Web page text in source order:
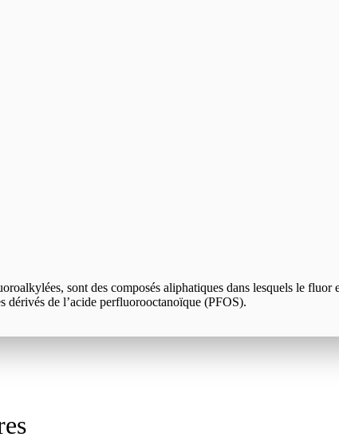
sont des composés aliphatiques dans lesquels le
dérivés de l’acide perfluorooctanoïque (PFOS).